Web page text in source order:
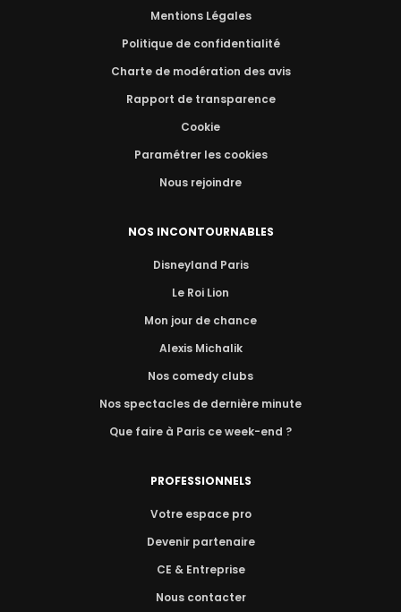
Mentions Légales
Politique de confidentialité
Charte de modération des avis
Rapport de transparence
Cookie
Paramétrer les cookies
Nous rejoindre
NOS INCONTOURNABLES
Disneyland Paris
Le Roi Lion
Mon jour de chance
Alexis Michalik
Nos comedy clubs
Nos spectacles de dernière minute
Que faire à Paris ce week-end ?
PROFESSIONNELS
Votre espace pro
Devenir partenaire
CE & Entreprise
Nous contacter